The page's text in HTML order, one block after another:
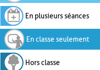
En plusieurs séances
En classe seulement
Hors classe